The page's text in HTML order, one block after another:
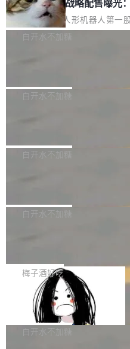
器 Prime Agent 的架构和市面上
agent 有本质区别。大多数
计是基于早期模型的能力—...
但它可能是主流开源项目中关于
细致的一份规则。 政策的核心只
可以用来分析、提炼、审阅、建
不得生成涉及安全性的关键变更
宇树科技 IPO 战略配售曝光
ek 获配 93.3 万股，锁定 36
8月6日晚间，“人形机器人第一
有限公司披露IPO发行价格及战
36个月。 公告显示，本次宇树
员工参与设立的专项资产管理计
获配9...
白开水不加糖
Bug fixes and enhancements
一个回归问题，该问题导致拉取
题，该问题可能导致在旧版
白开水不加糖
e 孵化器项目管理委员会（
P）！这一里程碑不仅标志着
白开水不加糖
长期停止内容更新，未能实现其
提交的编辑请求也长期处于待处
pedia 于去年底上线，定位为由
容的百科平台，被马斯克视为传
维基百科的替代方案。Lawfare
热门页面还是低关注度页面，均
白开水不加糖
是这样的：配 MessageSource
声明 LocaleResolver、注册
erceptor…五六步之后才能看到
本。 Solon 换了个方式。整个
梅子酒好吃
Apache Doris 4.1 全面增强
支持 UPDATE、MERGE
erg V3
Apache Doris 4.1 要补齐的，
半。在已有查询能力的基础上，
白开水不加糖